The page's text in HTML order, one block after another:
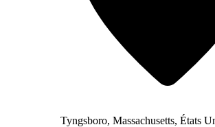
Tyngsboro, Massachusetts, États